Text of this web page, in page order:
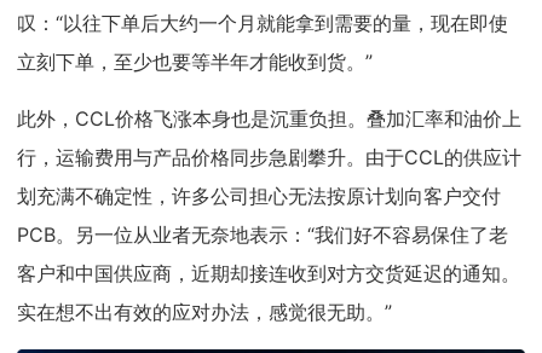
叹：“以往下单后大约一个月就能拿到需要的量，现在即使
立刻下单，至少也要等半年才能收到货。”
此外，CCL价格飞涨本身也是沉重负担。叠加汇率和油价上
行，运输费用与产品价格同步急剧攀升。由于CCL的供应计
划充满不确定性，许多公司担心无法按原计划向客户交付
PCB。另一位从业者无奈地表示：“我们好不容易保住了老
客户和中国供应商，近期却接连收到对方交货延迟的通知。
实在想不出有效的应对办法，感觉很无助。”